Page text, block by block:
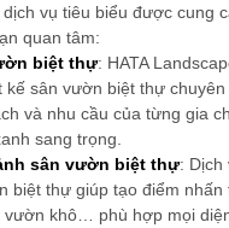
vụ tiêu biểu được cung
quan tâm:
biệt thự: HATA
kế sân vườn biệt thự chuyên
và nhu cầu của từng gia
sang trọng.
sân vườn biệt thự: Dịch
biệt thự giúp tạo điểm nhấn
vườn khô… phù hợp mọi